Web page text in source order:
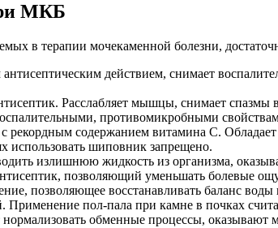
МКБ
в терапии мочекаменной болезни,
действием, снимает
Расслабляет мышцы, снимает спазмы
противомикробными
с рекордным содержанием витамина С.
использовать шиповник запрещено.
излишнюю жидкость из организма,
позволяющий уменьшать болевые
позволяющее восстанавливать баланс
Применение пол-пала при камне в почках
нормализовать обменные процессы, оказывают